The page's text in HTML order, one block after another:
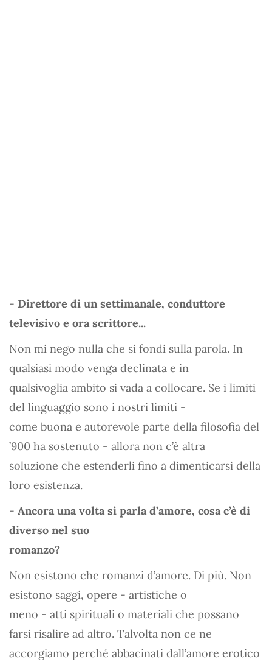
- Direttore di un settimanale, conduttore
televisivo e ora scrittore...
Non mi nego nulla che si fondi sulla parola. In
qualsiasi modo venga declinata e in
qualsivoglia ambito si vada a collocare. Se i limiti
del linguaggio sono i nostri limiti -
come buona e autorevole parte della filosofia del
’900 ha sostenuto - allora non c’è altra
soluzione che estenderli fino a dimenticarsi della
loro esistenza.
- Ancora una volta si parla d’amore, cosa c’è di
diverso nel suo
romanzo?
Non esistono che romanzi d’amore. Di più. Non
esistono saggi, opere - artistiche o
meno - atti spirituali o materiali che possano
farsi risalire ad altro. Talvolta non ce ne
accorgiamo perché abbacinati dall’amore erotico